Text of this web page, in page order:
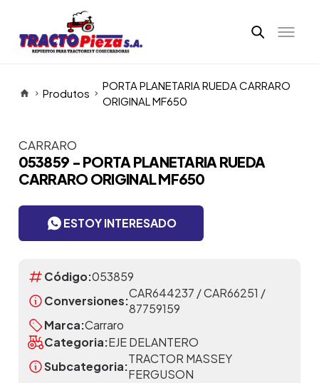
Produtos
PORTA PLANETARIA RUEDA CARRARO
ORIGINAL MF650
Itens da Galeria
CARRARO
053859 - PORTA PLANETARIA RUEDA
CARRARO ORIGINAL MF650
ESTOY INTERESADO
Código:053859
Conversiones:
CAR644237 / CAR66251 /
87759159
Marca:Carraro
Categoria:EJE DELANTERO
Subcategoria:
TRACTOR MASSEY
FERGUSON